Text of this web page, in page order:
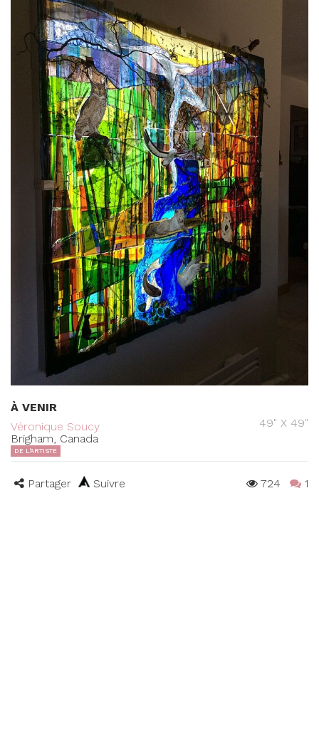
À VENIR
Véronique Soucy
Brigham, Canada
49" X 49"
DE L'ARTISTE
Partager Suivre 724 1